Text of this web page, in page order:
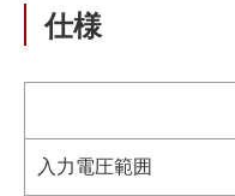
仕様
入力電圧範囲